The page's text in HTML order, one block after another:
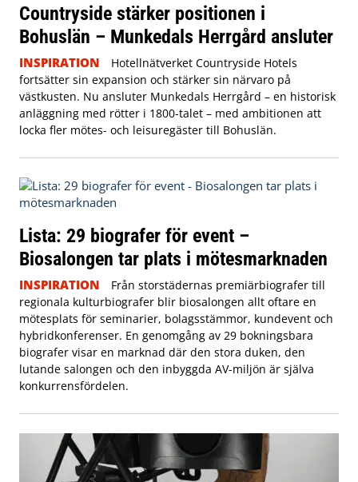
Countryside stärker positionen i
Bohuslän – Munkedals Herrgård ansluter
INSPIRATION
Hotellnätverket Countryside Hotels
fortsätter sin expansion och stärker sin närvaro på
västkusten. Nu ansluter Munkedals Herrgård – en historisk
anläggning med rötter i 1800-talet – med ambitionen att
locka fler mötes- och leisuregäster till Bohuslän.
Lista: 29 biografer för event –
Biosalongen tar plats i mötesmarknaden
INSPIRATION
Från storstädernas premiärbiografer till
regionala kulturbiografer blir biosalongen allt oftare en
mötesplats för seminarier, bolagsstämmor, kundevent och
hybridkonferenser. En genomgång av 29 bokningsbara
biografer visar en marknad där den stora duken, den
lutande salongen och den inbyggda AV-miljön är själva
konkurrensfördelen.